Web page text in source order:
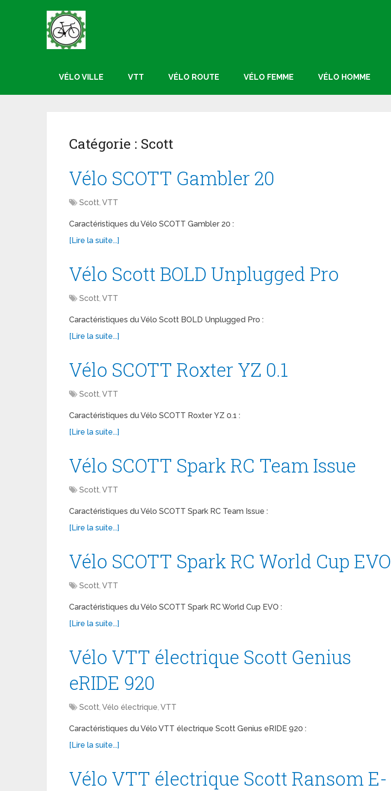
VÉLO VILLE VTT VÉLO ROUTE VÉLO FEMME VÉLO HOMME
Catégorie : Scott
Vélo SCOTT Gambler 20
Scott, VTT
Caractéristiques du Vélo SCOTT Gambler 20 :
[Lire la suite...]
Vélo Scott BOLD Unplugged Pro
Scott, VTT
Caractéristiques du Vélo Scott BOLD Unplugged Pro :
[Lire la suite...]
Vélo SCOTT Roxter YZ 0.1
Scott, VTT
Caractéristiques du Vélo SCOTT Roxter YZ 0.1 :
[Lire la suite...]
Vélo SCOTT Spark RC Team Issue
Scott, VTT
Caractéristiques du Vélo SCOTT Spark RC Team Issue :
[Lire la suite...]
Vélo SCOTT Spark RC World Cup EVO
Scott, VTT
Caractéristiques du Vélo SCOTT Spark RC World Cup EVO :
[Lire la suite...]
Vélo VTT électrique Scott Genius
eRIDE 920
Scott, Vélo électrique, VTT
Caractéristiques du Vélo VTT électrique Scott Genius eRIDE 920 :
[Lire la suite...]
Vélo VTT électrique Scott Ransom E-